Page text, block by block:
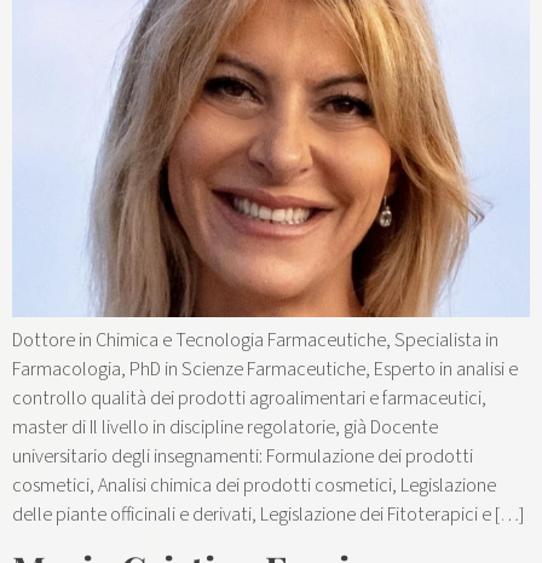
Dottore in Chimica e Tecnologia Farmaceutiche, Specialista in
Farmacologia, PhD in Scienze Farmaceutiche, Esperto in analisi e
controllo qualità dei prodotti agroalimentari e farmaceutici,
master di Il livello in discipline regolatorie, già Docente
universitario degli insegnamenti: Formulazione dei prodotti
cosmetici, Analisi chimica dei prodotti cosmetici, Legislazione
delle piante officinali e derivati, Legislazione dei Fitoterapici e […]